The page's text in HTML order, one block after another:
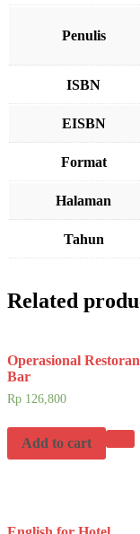
Penulis
ISBN
EISBN
Format
Halaman
Tahun
Related
Operasional
Bar
Rp 126,800
Add to cart